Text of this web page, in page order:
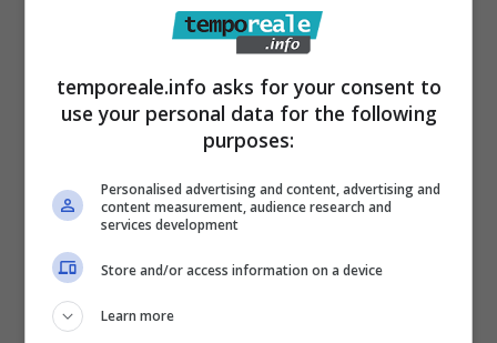
Il blocco totale, come previsto, avverrà nelle
ore specifiche della giornata. Ovvero dalle
7.30 alle 12.30 e dalle 16.30 alle 20.30.
Qualsiasi modifica legata alla singola
domenica in virtù degli eventi legati al
Giubileo sarà comunicata successivamente
dalle singole ordinanze. Inoltre, saranno
comunicate dalle singole ordinanze anche la
classe ambientale dei veicoli interessati che
non potranno circolare, così come quelle che
temporeale.info asks for your consent to
use your personal data for the following
purposes:
Personalised advertising and content, advertising and
content measurement, audience research and
services development
Store and/or access information on a device
Learn more